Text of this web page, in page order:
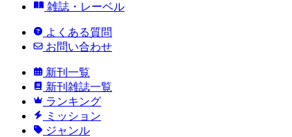
雑誌・レーベル
よくある質問
お問い合わせ
新刊一覧
新刊雑誌一覧
ランキング
ミッション
ジャンル